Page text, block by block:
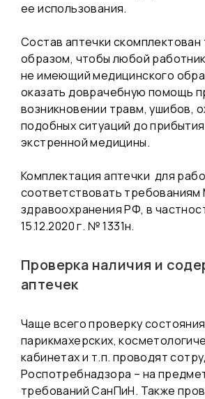
ее использования.
Состав аптечки скомплектован
образом, чтобы любой
не имеющий медицинского
оказать доврачебную помощь
возникновении травм, ушибов,
подобных ситуаций до
экстренной медицины.
Комплектацияаптечки для
соответствовать требованиям
здравоохранения РФ, в
15.12.2020 г. № 1331н.
Проверка наличия и
аптечек
Чаще всего проверку
парикмахерских,
кабинетах и т.п. проводят
Роспотребнадзора – на
требований СанПиН. Также